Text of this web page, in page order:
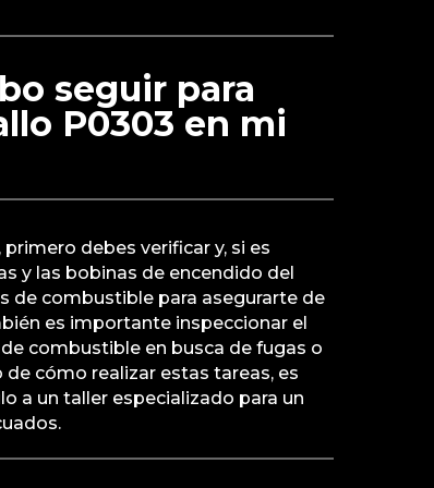
seguir para
P0303 en mi
debes verificar y, si es
y las bobinas de encendido del
de combustible para asegurarte de
es importante inspeccionar el
combustible en busca de fugas o
cómo realizar estas tareas, es
a un taller especializado para un